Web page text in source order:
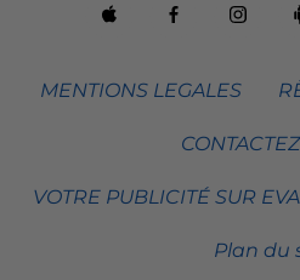
MENTIONS LEGALES
VOTRE PUBLICITÉ SUR
Plan du